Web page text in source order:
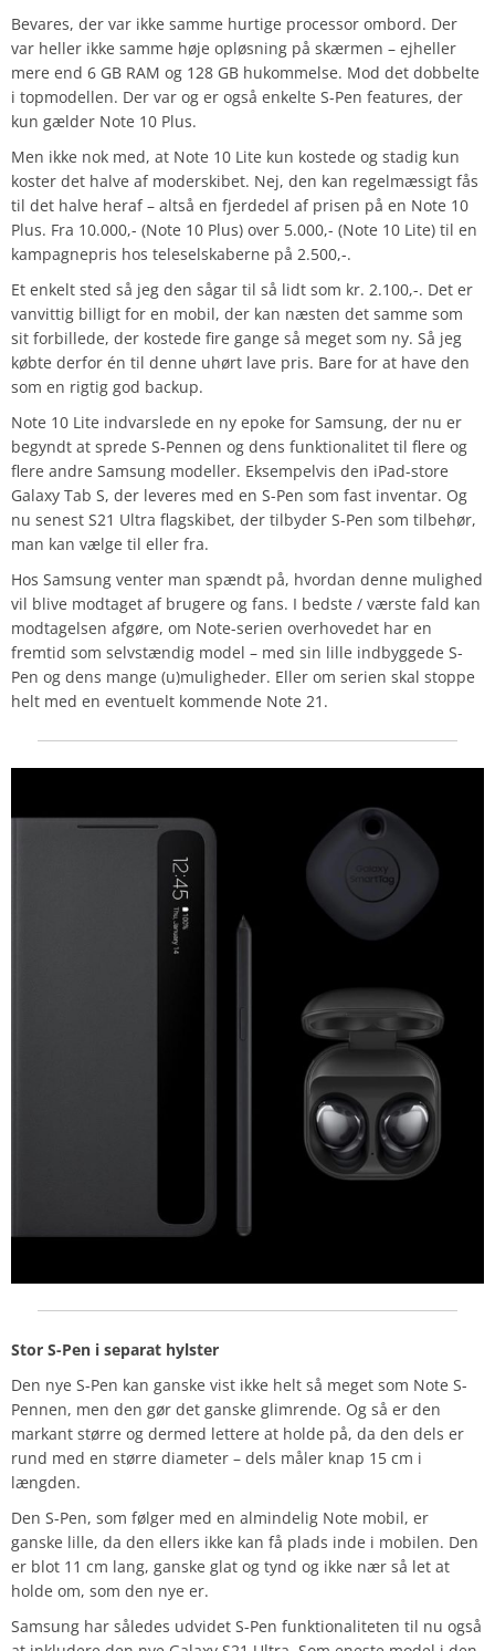
Bevares, der var ikke samme hurtige processor ombord. Der
var heller ikke samme høje opløsning på skærmen – ejheller
mere end 6 GB RAM og 128 GB hukommelse. Mod det dobbelte
i topmodellen. Der var og er også enkelte S-Pen features, der
kun gælder Note 10 Plus.
Men ikke nok med, at Note 10 Lite kun kostede og stadig kun
koster det halve af moderskibet. Nej, den kan regelmæssigt fås
til det halve heraf – altså en fjerdedel af prisen på en Note 10
Plus. Fra 10.000,- (Note 10 Plus) over 5.000,- (Note 10 Lite) til en
kampagnepris hos teleselskaberne på 2.500,-.
Et enkelt sted så jeg den sågar til så lidt som kr. 2.100,-. Det er
vanvittig billigt for en mobil, der kan næsten det samme som
sit forbillede, der kostede fire gange så meget som ny. Så jeg
købte derfor én til denne uhørt lave pris. Bare for at have den
som en rigtig god backup.
Note 10 Lite indvarslede en ny epoke for Samsung, der nu er
begyndt at sprede S-Pennen og dens funktionalitet til flere og
flere andre Samsung modeller. Eksempelvis den iPad-store
Galaxy Tab S, der leveres med en S-Pen som fast inventar. Og
nu senest S21 Ultra flagskibet, der tilbyder S-Pen som tilbehør,
man kan vælge til eller fra.
Hos Samsung venter man spændt på, hvordan denne mulighed
vil blive modtaget af brugere og fans. I bedste / værste fald kan
modtagelsen afgøre, om Note-serien overhovedet har en
fremtid som selvstændig model – med sin lille indbyggede S-
Pen og dens mange (u)muligheder. Eller om serien skal stoppe
helt med en eventuelt kommende Note 21.
Stor S-Pen i separat hylster
Den nye S-Pen kan ganske vist ikke helt så meget som Note S-
Pennen, men den gør det ganske glimrende. Og så er den
markant større og dermed lettere at holde på, da den dels er
rund med en større diameter – dels måler knap 15 cm i
længden.
Den S-Pen, som følger med en almindelig Note mobil, er
ganske lille, da den ellers ikke kan få plads inde i mobilen. Den
er blot 11 cm lang, ganske glat og tynd og ikke nær så let at
holde om, som den nye er.
Samsung har således udvidet S-Pen funktionaliteten til nu også